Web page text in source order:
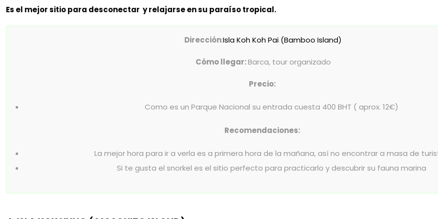
Es el mejor sitio para desconectar y relajarse en su paraíso tropical.
Dirección:Isla Koh Koh Pai (Bamboo Island)
Cómo llegar:Barca, tour organizado
Precio:
Como es un Parque Nacional su entrada cuesta 400 BHT ( aprox. 12€)
Recomendaciones:
La mejor hora para ir a verla es a primera hora de la mañana, así no encontrar a masa de
Si te gusta el snorkel es el sitio perfecto para practicarlo y descubrir su fauna marina